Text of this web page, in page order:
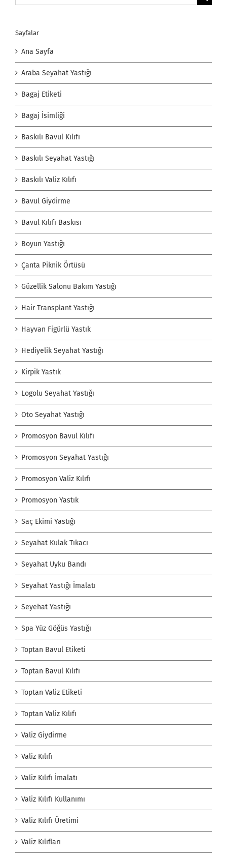
Sayfalar
Ana Sayfa
Araba Seyahat Yastığı
Bagaj Etiketi
Bagaj İsimliği
Baskılı Bavul Kılıfı
Baskılı Seyahat Yastığı
Baskılı Valiz Kılıfı
Bavul Giydirme
Bavul Kılıfı Baskısı
Boyun Yastığı
Çanta Piknik Örtüsü
Güzellik Salonu Bakım Yastığı
Hair Transplant Yastığı
Hayvan Figürlü Yastık
Hediyelik Seyahat Yastığı
Kirpik Yastık
Logolu Seyahat Yastığı
Oto Seyahat Yastığı
Promosyon Bavul Kılıfı
Promosyon Seyahat Yastığı
Promosyon Valiz Kılıfı
Promosyon Yastık
Saç Ekimi Yastığı
Seyahat Kulak Tıkacı
Seyahat Uyku Bandı
Seyahat Yastığı İmalatı
Seyehat Yastığı
Spa Yüz Göğüs Yastığı
Toptan Bavul Etiketi
Toptan Bavul Kılıfı
Toptan Valiz Etiketi
Toptan Valiz Kılıfı
Valiz Giydirme
Valiz Kılıfı
Valiz Kılıfı İmalatı
Valiz Kılıfı Kullanımı
Valiz Kılıfı Üretimi
Valiz Kılıfları